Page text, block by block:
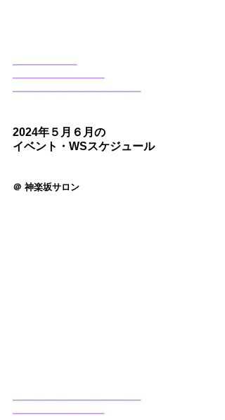
━━━━━━━
━━━━━━━━━━
━━━━━━━━━━━━━━
2024年５月６月の
イベント・WSスケジュール
＠ 神楽坂サロン
━━━━━━━━━━━━━━
━━━━━━━━━━